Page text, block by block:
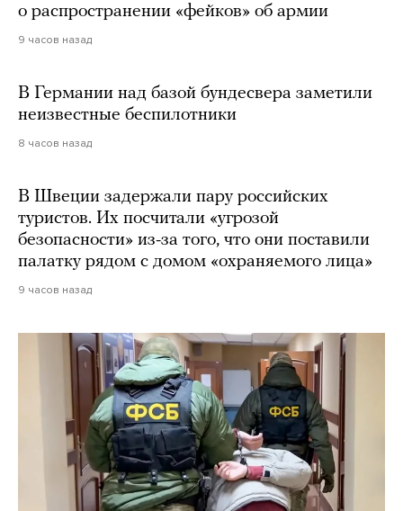
о распространении «фейков» об армии
9 часов назад
В Германии над базой бундесвера заметили
неизвестные беспилотники
8 часов назад
В Швеции задержали пару российских
туристов. Их посчитали «угрозой
безопасности» из-за того, что они поставили
палатку рядом с домом «охраняемого лица»
9 часов назад